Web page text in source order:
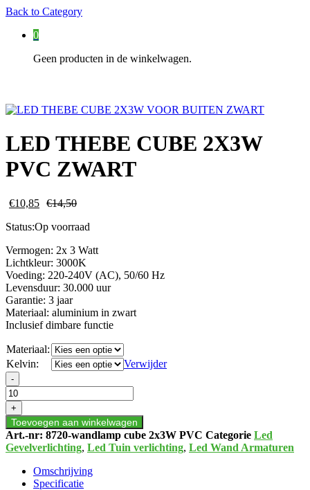
Back to Category
0
Geen producten in de winkelwagen.
LED THEBE CUBE 2X3W
PVC ZWART
€10,85 €14,50
Status:Op voorraad
Vermogen: 2x 3 Watt
Lichtkleur: 3000K
Voeding: 220-240V (AC), 50/60 Hz
Levensduur: 30.000 uur
Garantie: 3 jaar
Materiaal: aluminium in zwart
Inclusief dimbare functie
Materiaal:
Kelvin:
Verwijder
LED
THEBE
CUBE
2X3W
PVC
ZWART
aantal
-
+
Toevoegen aan winkelwagen
Art.-nr: 8720-wandlamp cube 2x3W PVC Categorie Led
Gevelverlichting, Led Tuin verlichting, Led Wand Armaturen
Omschrijving
Specificatie